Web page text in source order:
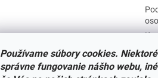
Používame súbory cookies.
správne fungovanie nášho webu,